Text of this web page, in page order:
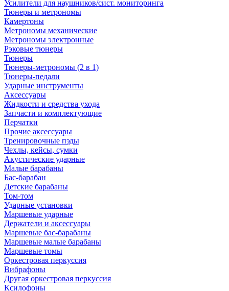
Усилители для наушников/сист. мониторинга
Тюнеры и метрономы
Камертоны
Метрономы механические
Метрономы электронные
Рэковые тюнеры
Тюнеры
Тюнеры-метрономы (2 в 1)
Тюнеры-педали
Ударные инструменты
Аксессуары
Жидкости и средства ухода
Запчасти и комплектующие
Перчатки
Прочие аксессуары
Тренировочные пэды
Чехлы, кейсы, сумки
Акустические ударные
Mалые барабаны
Бас-барабан
Детские барабаны
Том-том
Ударные установки
Маршевые ударные
Держатели и аксессуары
Маршевые бас-барабаны
Маршевые малые барабаны
Маршевые томы
Оркестровая перкуссия
Вибрафоны
Другая оркестровая перкуссия
Ксилофоны